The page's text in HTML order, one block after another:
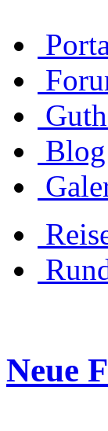
Blog
Neue